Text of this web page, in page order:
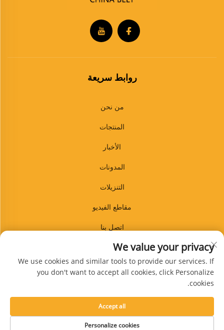
روابط سريعة
من نحن
المنتجات
الأخبار
المدونات
التنزيلات
مقاطع الفيديو
اتصل بنا
المدونة
محفوظة -
سياسة الخصوصية
We value your privacy
We use cookies and similar tools to provide our services. If
you don't want to accept all cookies, click Personalize
cookies.
Personalize cookies
Accept all